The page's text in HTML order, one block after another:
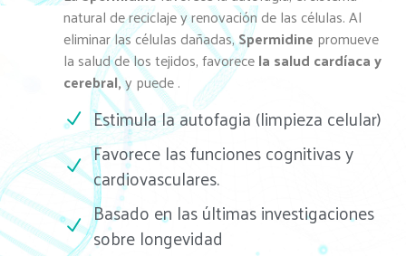
natural de reciclaje y renovación de las células. Al
eliminar las células dañadas,Spermidine promueve
la salud de los tejidos, favorecela salud cardíaca y
cerebral,y puede.
Estimula la autofagia (limpieza celular)
Favorece las funciones cognitivas y
cardiovasculares.
Basado en las últimas investigaciones
sobre longevidad